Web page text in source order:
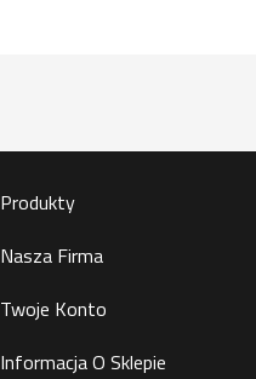
Produkty
Nasza Firma
Twoje Konto
Informacja O Sklepie